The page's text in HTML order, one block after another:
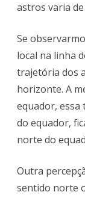
astros varia
Se
local na linha
trajetória dos
horizonte. A
equador, essa
do equador,
norte do
Outra
sentido norte